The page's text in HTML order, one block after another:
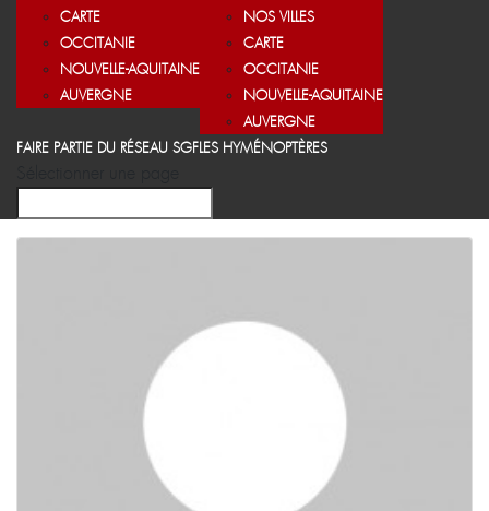
CARTE
OCCITANIE
NOUVELLE-AQUITAINE
AUVERGNE
NOS VILLES
CARTE
OCCITANIE
NOUVELLE-AQUITAINE
AUVERGNE
FAIRE PARTIE DU RÉSEAU SGFLES HYMÉNOPTÈRES